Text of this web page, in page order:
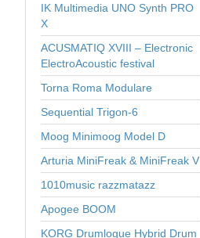
IK Multimedia UNO Synth PRO
X
ACUSMATIQ XVIII – Electronic
ElectroAcoustic festival
Torna Roma Modulare
Sequential Trigon-6
Moog Minimoog Model D
Arturia MiniFreak & MiniFreak V
1010music razzmatazz
Apogee BOOM
KORG Drumlogue Hybrid Drum